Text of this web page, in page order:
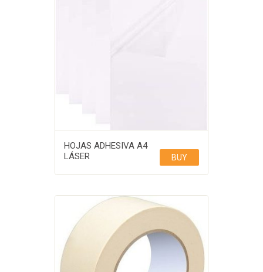
HOJAS ADHESIVA A4
LÁSER
BUY